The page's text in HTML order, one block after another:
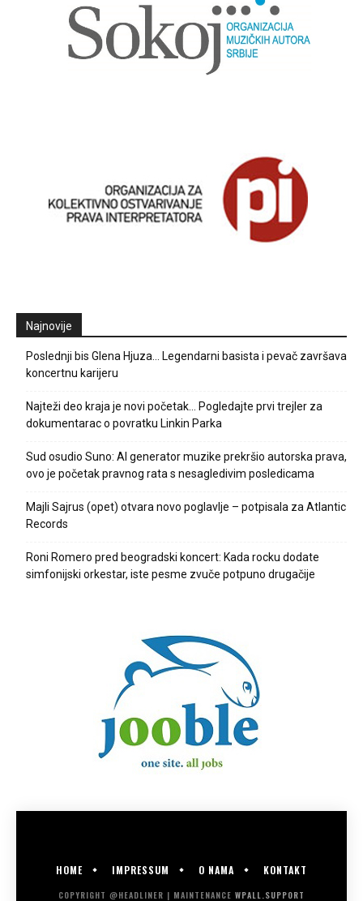
Najnovije
Poslednji bis Glena Hjuza… Legendarni basista i pevač završava
koncertnu karijeru
Najteži deo kraja je novi početak… Pogledajte prvi trejler za
dokumentarac o povratku Linkin Parka
Sud osudio Suno: AI generator muzike prekršio autorska prava,
ovo je početak pravnog rata s nesagledivim posledicama
Majli Sajrus (opet) otvara novo poglavlje – potpisala za Atlantic
Records
Roni Romero pred beogradski koncert: Kada rocku dodate
simfonijski orkestar, iste pesme zvuče potpuno drugačije
HOME IMPRESSUM O NAMA KONTAKT
COPYRIGHT @HEADLINER | MAINTENANCE WPALL.SUPPORT